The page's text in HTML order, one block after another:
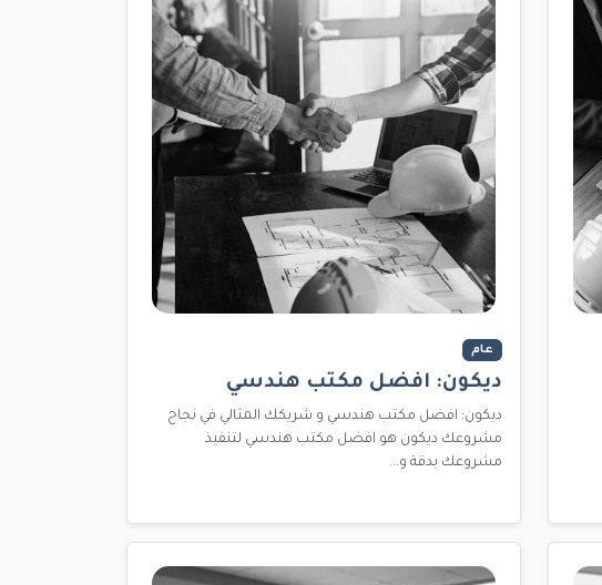
عام
ديكون: افضل مكتب هندسي
ديكون: افضل مكتب هندسي و شريكك المثالي في نجاح
مشروعك ديكون هو افضل مكتب هندسي لتنفيذ
مشروعك بدقة و...